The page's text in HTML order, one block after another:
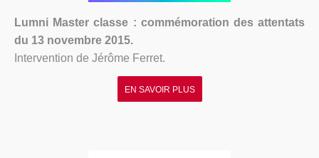
Lumni Master classe : commémoration des attentats
du 13 novembre 2015.
Intervention de Jérôme Ferret.
EN SAVOIR PLUS